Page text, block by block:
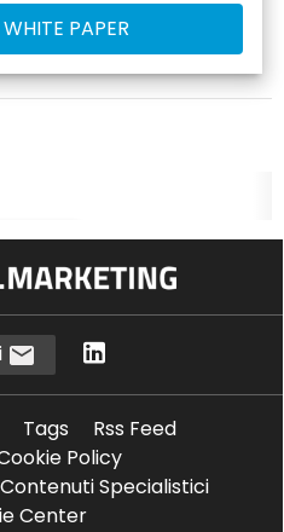
digitale
Tags
Rss Feed
Policy
Specialistici
Center